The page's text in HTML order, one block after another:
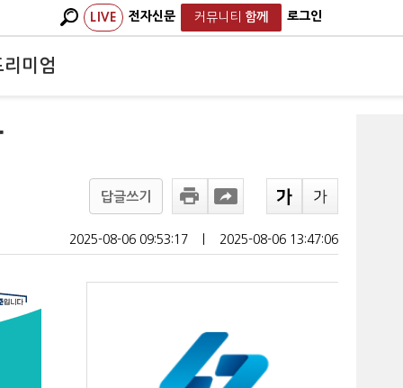
LIVE 전자신문 커뮤니티 함께 로그인
리미엄
답글쓰기
2025-08-06 09:53:17 2025-08-06 13:47:06